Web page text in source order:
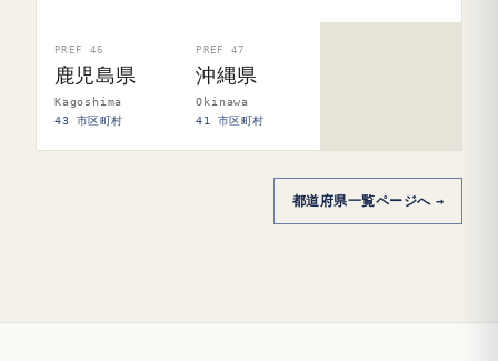
PREF 46
鹿児島県
Kagoshima
43 市区町村
PREF 47
沖縄県
Okinawa
41 市区町村
都道府県一覧ページへ